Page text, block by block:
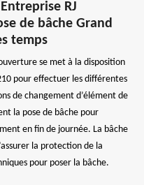
RJ
de bâche Grand
temps
se met à la disposition
pour effectuer les différentes
de changement d’élément de
la pose de bâche pour
en fin de journée. La bâche
la protection de la
pour poser la bâche.